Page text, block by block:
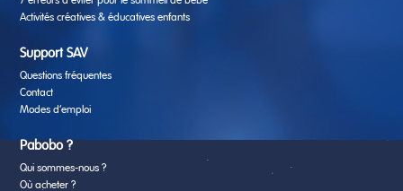
Activités créatives & éducatives enfants
Support SAV
Questions fréquentes
Contact
Modes d’emploi
Pabobo ?
Qui sommes-nous ?
Où acheter ?